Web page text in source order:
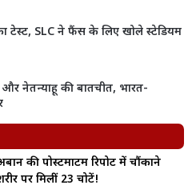
टेस्ट, SLC ने फैंस के लिए खोले स्टेडियम
और नेतन्याहू की बातचीत, भारत-
की पोस्टमार्टम रिपोर्ट में चौंकाने
पर मिलीं 23 चोटें!